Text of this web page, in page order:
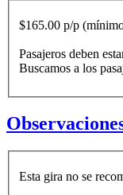
$165.00 p/p
Pasajeros deben
Buscamos a los
Esta gira no se